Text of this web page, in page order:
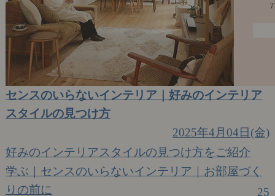
センスのいらないインテリア｜好みのインテリア
スタイルの見つけ方
2025年4月04日(金)
好みのインテリアスタイルの見つけ方をご紹介
学ぶ｜センスのいらないインテリア｜お部屋づく
りの前に
25